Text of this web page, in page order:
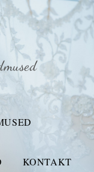
KONTAKT